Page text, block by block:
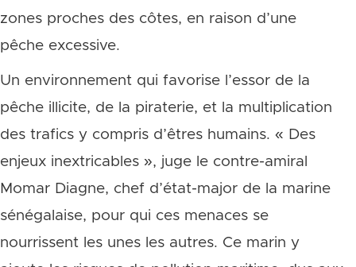
zones proches des côtes, en raison d’une
pêche excessive.
Un environnement qui favorise l’essor de la
pêche illicite, de la piraterie, et la multiplication
des trafics y compris d’êtres humains. « Des
enjeux inextricables », juge le contre-amiral
Momar Diagne, chef d’état-major de la marine
sénégalaise, pour qui ces menaces se
nourrissent les unes les autres. Ce marin y